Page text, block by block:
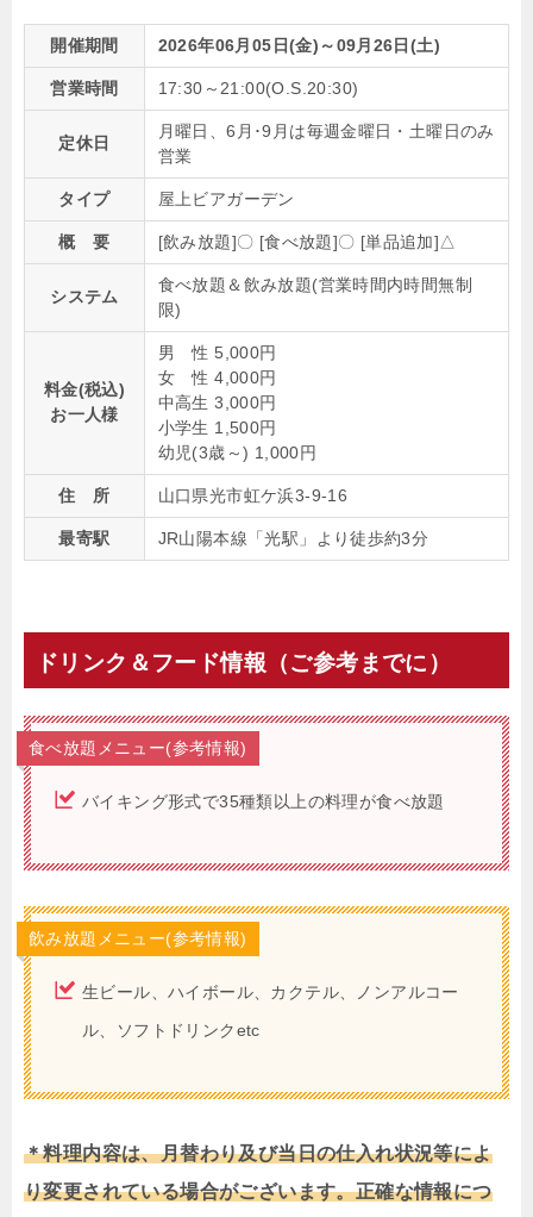
開催期間 2026年06月05日(金)～09月26日(土)
営業時間 17:30～21:00(O.S.20:30)
定休日
月曜日、6月･9月は毎週金曜日・土曜日のみ
営業
タイプ 屋上ビアガーデン
概 要 [飲み放題]〇 [食べ放題]〇 [単品追加]△
システム
食べ放題＆飲み放題(営業時間内時間無制
限)
料金(税込)
お一人様
男 性 5,000円
女 性 4,000円
中高生 3,000円
小学生 1,500円
幼児(3歳～) 1,000円
住 所 山口県光市虹ケ浜3-9-16
最寄駅 JR山陽本線「光駅」より徒歩約3分
ドリンク＆フード情報（ご参考までに）
食べ放題メニュー(参考情報)
バイキング形式で35種類以上の料理が食べ放題
飲み放題メニュー(参考情報)
生ビール、ハイボール、カクテル、ノンアルコー
ル、ソフトドリンクetc
＊料理内容は、月替わり及び当日の仕入れ状況等によ
り変更されている場合がございます。正確な情報につ